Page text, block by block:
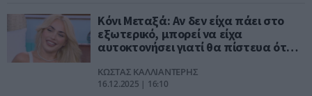
Κόνι Μεταξά: Αν δεν είχα πάει στο
εξωτερικό, μπορεί να είχα
αυτοκτονήσει γιατί θα πίστευα ότι
ΚΩΣΤΑΣ ΚΑΛΛΙΑΝΤΕΡΗΣ
16.12.2025 | 16:10